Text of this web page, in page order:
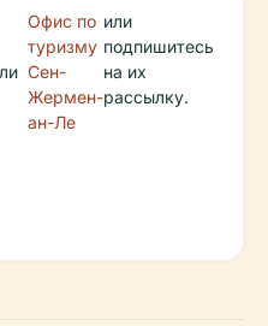
Офис по
туризму
Сен-
Жермен-
ан-Ле
или
подпишитесь
на их
рассылку.